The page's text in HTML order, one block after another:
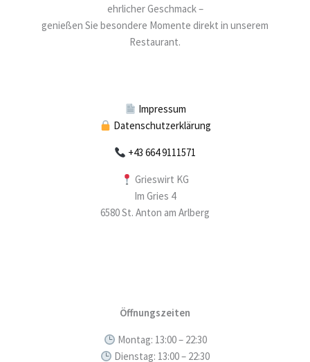
ehrlicher Geschmack –
genießen Sie besondere Momente direkt in unserem
Restaurant.
Impressum
Datenschutzerklärung
+43 664 9111571
Grieswirt KG
Im Gries 4
6580 St. Anton am Arlberg
Öffnungszeiten
Montag: 13:00 – 22:30
Dienstag: 13:00 – 22:30